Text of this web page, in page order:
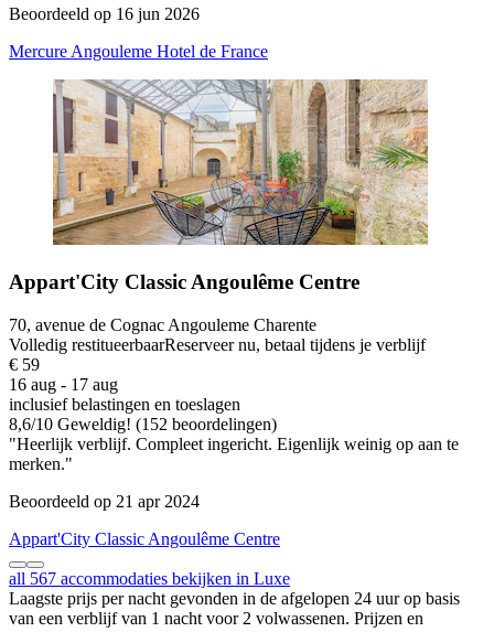
Beoordeeld op 16 jun 2026
Mercure Angouleme Hotel de France
Appart'City Classic Angoulême Centre
70, avenue de Cognac Angouleme Charente
Volledig restitueerbaarReserveer nu, betaal tijdens je verblijf
€ 59
16 aug - 17 aug
inclusief belastingen en toeslagen
8,6/10 Geweldig! (152 beoordelingen)
"Heerlijk verblijf. Compleet ingericht. Eigenlijk weinig op aan te
merken."
Beoordeeld op 21 apr 2024
Appart'City Classic Angoulême Centre
all 567 accommodaties bekijken in Luxe
Laagste prijs per nacht gevonden in de afgelopen 24 uur op basis
van een verblijf van 1 nacht voor 2 volwassenen. Prijzen en